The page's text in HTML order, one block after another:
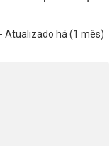
Atualizado há (1 mês)